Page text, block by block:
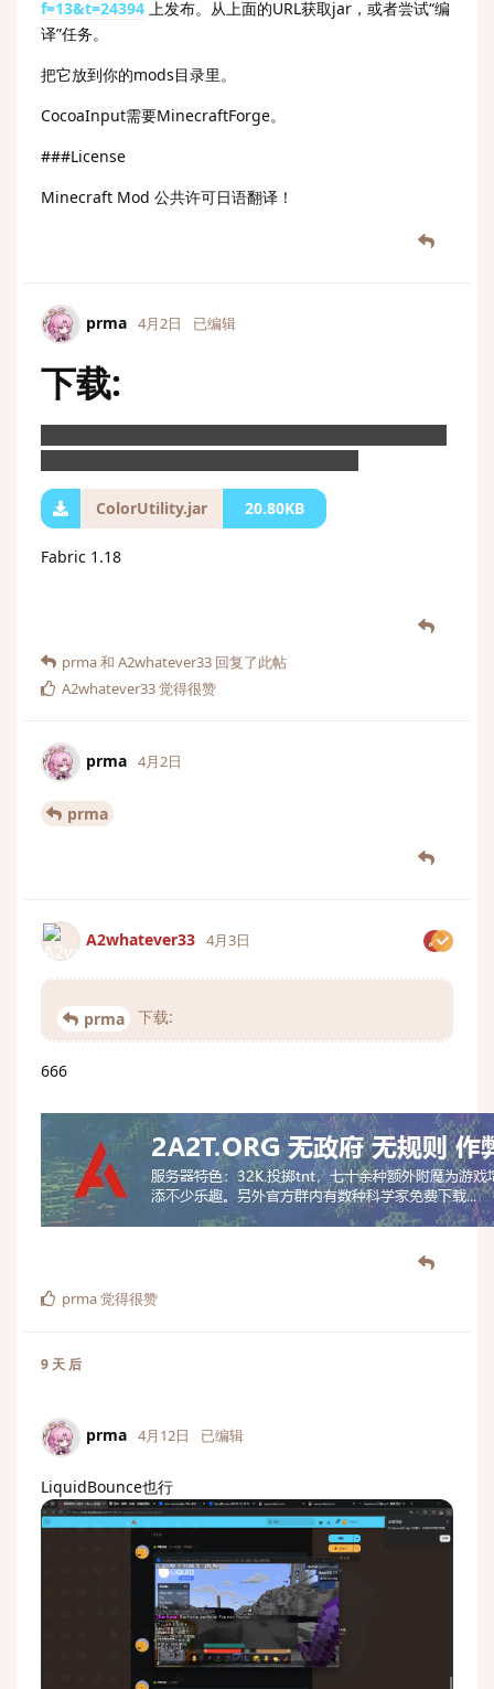
f=13&t=24394 上发布。从上面的URL获取jar，或者尝试“编
译”任务。
把它放到你的mods目录里。
CocoaInput需要MinecraftForge。
###License
Minecraft Mod 公共许可日语翻译！
prma 4月2日 已编辑
下载:
ColorUtility.jar 20.80KB
Fabric 1.18
prma和 A2whatever33 回复了此帖
A2whatever33觉得很赞
prma 4月2日
prma
A2whatever33 4月3日
prma 下载:
666
prma觉得很赞
9 天 后
prma 4月12日 已编辑
LiquidBounce也行